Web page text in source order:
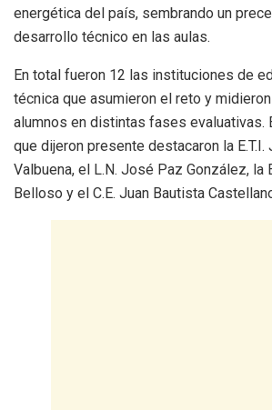
energética del país, sembrando un
desarrollo técnico en las aulas.
En total fueron 12 las instituciones de
técnica que asumieron el reto y
alumnos en distintas fases evaluativas.
que dijeron presente destacaron la E.T.I.
Valbuena, el L.N. José Paz González, la
Belloso y el C.E. Juan Bautista